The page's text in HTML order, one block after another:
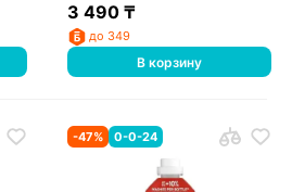
3 490 ₸
до 349
В корзину
-47% 0-0-24